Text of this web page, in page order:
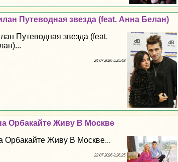
Путеводная звезда (feat. Анна Белан)
Путеводная звезда (feat.
24 07 2026 5:25:48
Орбакайте Живу В Москве
Орбакайте Живу В Москве...
22 07 2026 3:26:25